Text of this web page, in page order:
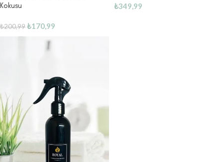
Kokusu
₺200,99₺170,99
₺349,99